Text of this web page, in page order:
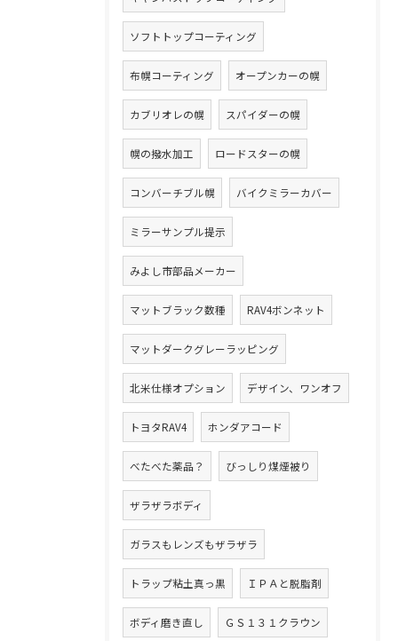
ソフトトップコーティング
布幌コーティング オープンカーの幌
カブリオレの幌 スパイダーの幌
幌の撥水加工 ロードスターの幌
コンバーチブル幌 バイクミラーカバー
ミラーサンプル提示
みよし市部品メーカー
マットブラック数種 RAV4ボンネット
マットダークグレーラッピング
北米仕様オプション デザイン、ワンオフ
トヨタRAV4 ホンダアコード
べたべた薬品？ びっしり煤煙被り
ザラザラボディ
ガラスもレンズもザラザラ
トラップ粘土真っ黒 ＩＰＡと脱脂剤
ボディ磨き直し ＧＳ１３１クラウン